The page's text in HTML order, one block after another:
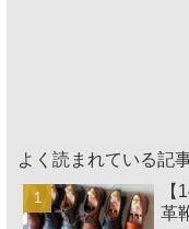
よく読まれている記
革